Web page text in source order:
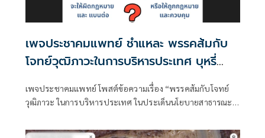
เพจประชาคมแพทย์ ชำแหละ พรรคส้มกับ
โจทย์วุฒิภาวะในการบริหารประเทศ บุหรี่
เพจประชาคมแพทย์ โพสต์ข้อความเรื่อง “พรรคส้มกับโจทย์
วุฒิภาวะ ในการบริหารประเทศ ในประเด็นนโยบายสาธารณะ